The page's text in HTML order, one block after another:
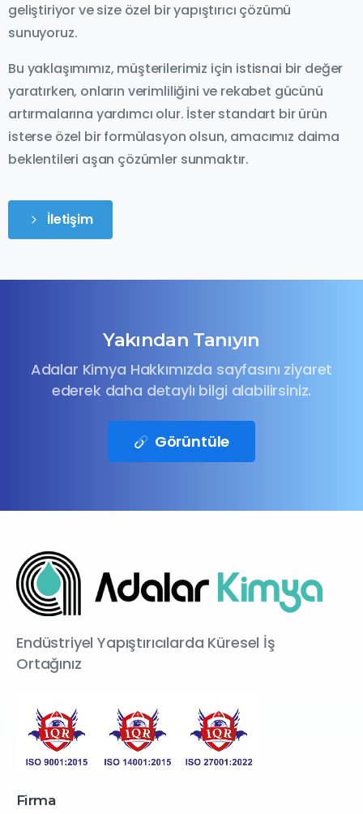
geliştiriyor ve size özel bir yapıştırıcı çözümü
sunuyoruz.
Bu yaklaşımımız, müşterilerimiz için istisnai bir değer
yaratırken, onların verimliliğini ve rekabet gücünü
artırmalarına yardımcı olur. İster standart bir ürün
isterse özel bir formülasyon olsun, amacımız daima
beklentileri aşan çözümler sunmaktır.
İletişim
Yakından Tanıyın
Adalar Kimya Hakkımızda sayfasını ziyaret
ederek daha detaylı bilgi alabilirsiniz.
Görüntüle
Endüstriyel Yapıştırıcılarda Küresel İş
Ortağınız
Firma